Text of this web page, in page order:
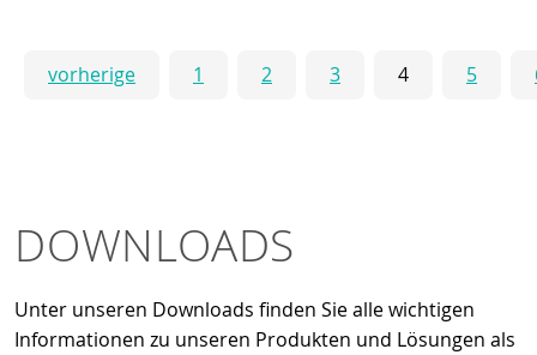
vorherige 1 2 3 4 5
DOWNLOADS
Unter unseren Downloads finden Sie alle wichtigen
Informationen zu unseren Produkten und Lösungen als